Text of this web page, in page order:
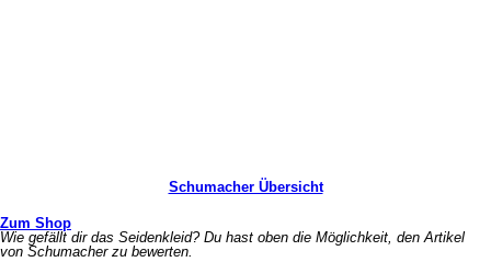
Schumacher Übersicht
Zum Shop
Wie gefällt dir das Seidenkleid? Du hast oben die Möglichkeit, den Artikel
von Schumacher zu bewerten.